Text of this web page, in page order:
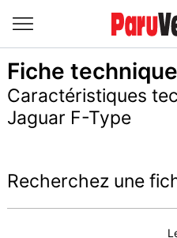
Fiche
Caractéristiques
Jaguar F-Type
Recherchez une